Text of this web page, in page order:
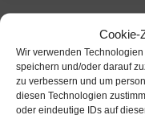
Cookie-
Wir verwenden
speichern und/oder darauf
zu verbessern und um
diesen Technologien
oder eindeutige IDs auf
Weitere Events
SCS Multiplex CityWave
OTHER EVENTS